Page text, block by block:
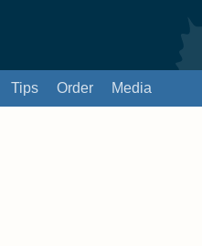
Tips Order Media